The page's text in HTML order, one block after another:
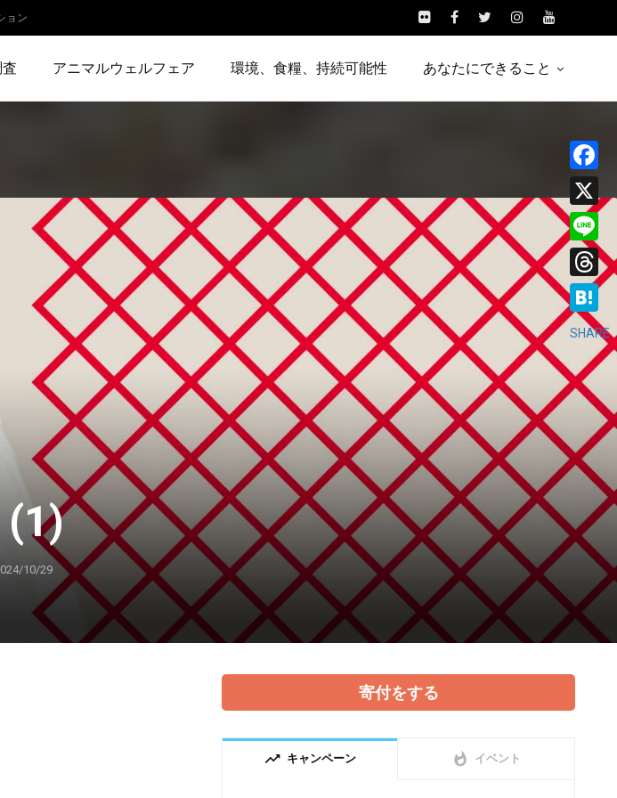
アニマルウェルフェア 環境、食糧、持続可能性 あなたにできること
ョン
10/29
寄付をする
trending_up キャンペーン whatshot イベント
X
Line
Threads
Hatena
SHARE